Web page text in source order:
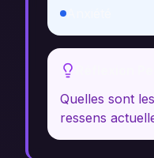
Quelles sont
ressens